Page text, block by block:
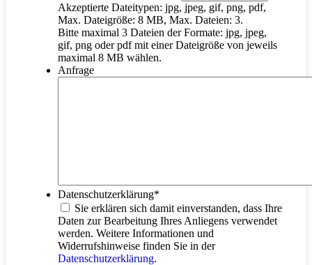
Akzeptierte Dateitypen: jpg, jpeg, gif, png, pdf,
Max. Dateigröße: 8 MB, Max. Dateien: 3.
Bitte maximal 3 Dateien der Formate: jpg, jpeg,
gif, png oder pdf mit einer Dateigröße von jeweils
maximal 8 MB wählen.
Anfrage
Datenschutzerklärung*
Sie erklären sich damit einverstanden, dass Ihre
Daten zur Bearbeitung Ihres Anliegens verwendet
werden. Weitere Informationen und
Widerrufshinweise finden Sie in der
Datenschutzerklärung.